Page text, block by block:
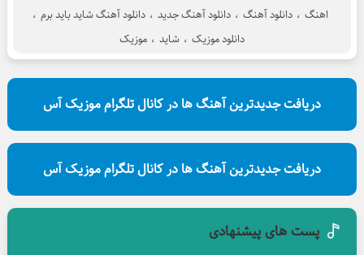
اهنگ ، دانلود آهنگ ، دانلود آهنگ جدید ، دانلود آهنگ شاید باید برم ،
دانلود موزیک ، شاید ، موزیک
دریافت جدیدترین آهنگ ها در کانال تلگرام موزیک آس
دریافت جدیدترین آهنگ ها در کانال تلگرام موزیک آس
پست های پیشنهادی